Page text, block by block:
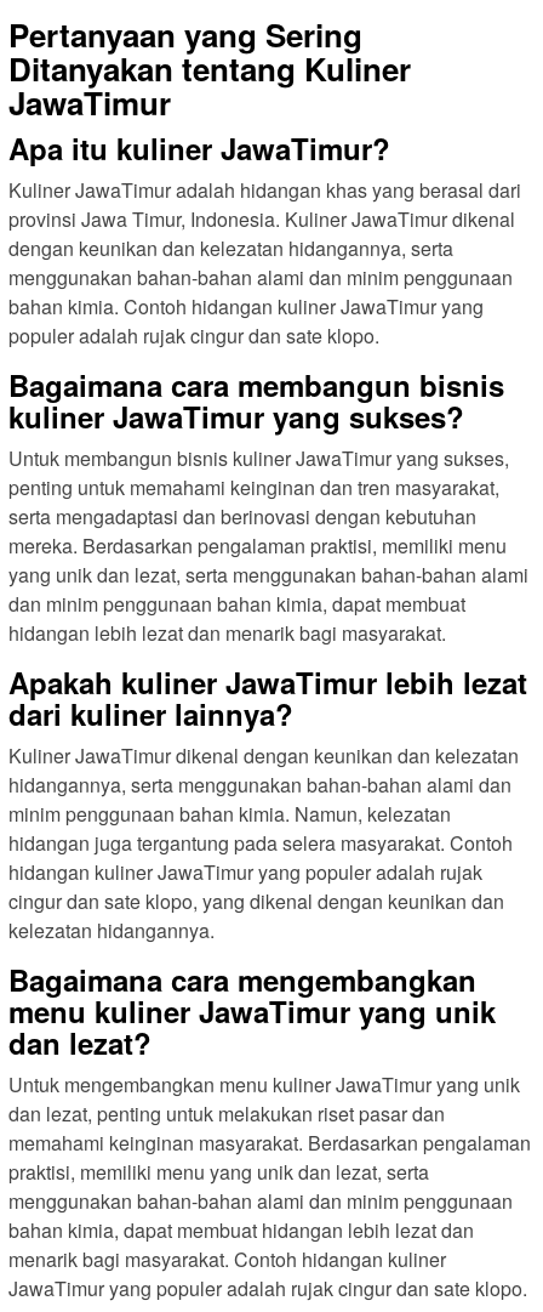
Pertanyaan yang Sering
Ditanyakan tentang Kuliner
JawaTimur
Apa itu kuliner JawaTimur?
Kuliner JawaTimur adalah hidangan khas yang berasal dari
provinsi Jawa Timur, Indonesia. Kuliner JawaTimur dikenal
dengan keunikan dan kelezatan hidangannya, serta
menggunakan bahan-bahan alami dan minim penggunaan
bahan kimia. Contoh hidangan kuliner JawaTimur yang
populer adalah rujak cingur dan sate klopo.
Bagaimana cara membangun bisnis
kuliner JawaTimur yang sukses?
Untuk membangun bisnis kuliner JawaTimur yang sukses,
penting untuk memahami keinginan dan tren masyarakat,
serta mengadaptasi dan berinovasi dengan kebutuhan
mereka. Berdasarkan pengalaman praktisi, memiliki menu
yang unik dan lezat, serta menggunakan bahan-bahan alami
dan minim penggunaan bahan kimia, dapat membuat
hidangan lebih lezat dan menarik bagi masyarakat.
Apakah kuliner JawaTimur lebih lezat
dari kuliner lainnya?
Kuliner JawaTimur dikenal dengan keunikan dan kelezatan
hidangannya, serta menggunakan bahan-bahan alami dan
minim penggunaan bahan kimia. Namun, kelezatan
hidangan juga tergantung pada selera masyarakat. Contoh
hidangan kuliner JawaTimur yang populer adalah rujak
cingur dan sate klopo, yang dikenal dengan keunikan dan
kelezatan hidangannya.
Bagaimana cara mengembangkan
menu kuliner JawaTimur yang unik
dan lezat?
Untuk mengembangkan menu kuliner JawaTimur yang unik
dan lezat, penting untuk melakukan riset pasar dan
memahami keinginan masyarakat. Berdasarkan pengalaman
praktisi, memiliki menu yang unik dan lezat, serta
menggunakan bahan-bahan alami dan minim penggunaan
bahan kimia, dapat membuat hidangan lebih lezat dan
menarik bagi masyarakat. Contoh hidangan kuliner
JawaTimur yang populer adalah rujak cingur dan sate klopo.